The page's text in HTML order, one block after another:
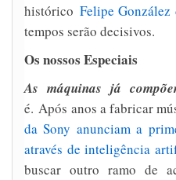
histórico Felipe
tempos serão decisivos.
Os nossos Especiais
As máquinas já
é. Após anos a fabricar
da Sony anunciam a
através de inteligência
buscar outro ramo de